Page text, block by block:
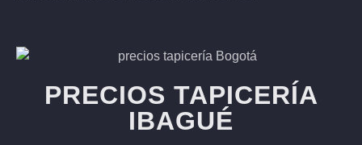
PRECIOS TAPICERÍA
IBAGUÉ